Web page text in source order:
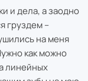
и дела, а заодно
груздем –
на меня
как можно
линейных